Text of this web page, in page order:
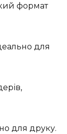
формат
для
для друку.